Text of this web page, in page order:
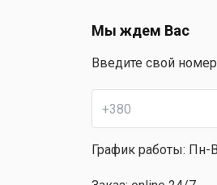
Мы ждем Вас
Введите свой
График работы: Пн-